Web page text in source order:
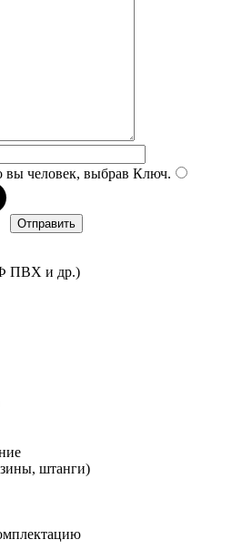
вы человек, выбрав Ключ.
ПВХ и др.)
штанги)